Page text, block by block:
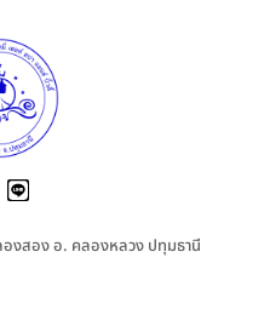
งสอง อ. คลองหลวง ปทุมธานี